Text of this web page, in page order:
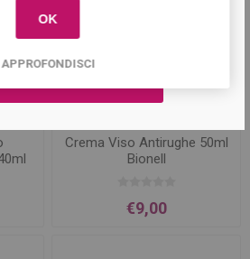
Crema Viso Antirughe 50ml
Bionell
€9,00
OK
APPROFONDISCI